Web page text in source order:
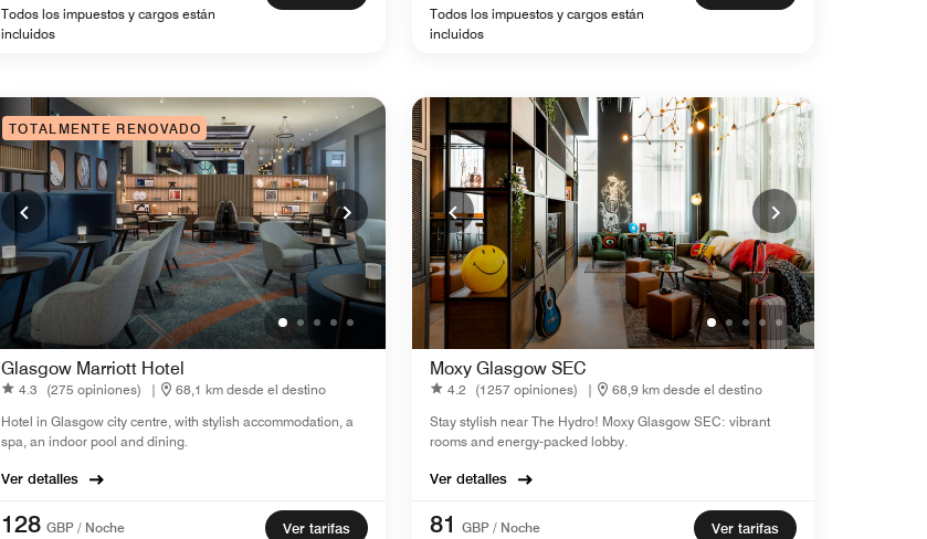
Todos los impuestos y cargos están
incluidos
Todos los impuestos y cargos están
incluidos
TOTALMENTE RENOVADO
Glasgow Marriott Hotel
4.3 (275 opiniones) |
68,1 km desde el destino
Hotel in Glasgow city centre, with stylish accommodation, a
spa, an indoor pool and dining.
Ver detalles
128 GBP / Noche
Ver tarifas
Moxy Glasgow SEC
4.2 (1257 opiniones) |
68,9 km desde el destino
Stay stylish near The Hydro! Moxy Glasgow SEC: vibrant
rooms and energy-packed lobby.
Ver detalles
81 GBP / Noche
Ver tarifas